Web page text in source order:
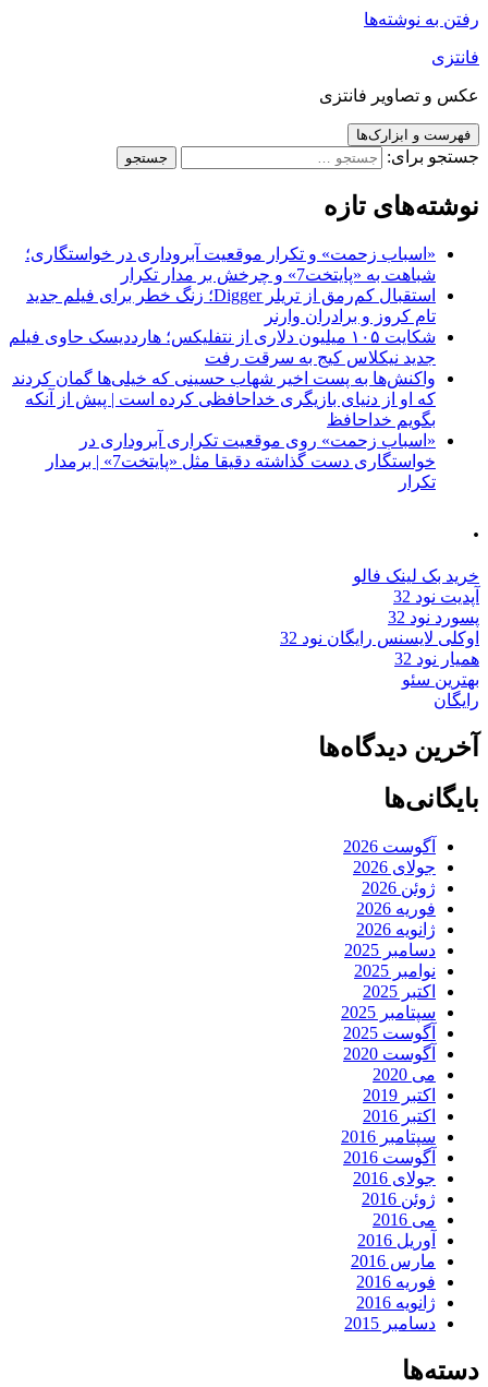
رفتن به نوشته‌ها
فانتزی
عکس و تصاویر فانتزی
فهرست و ابزارک‌ها
جستجو برای:
نوشته‌های تازه
«اسباب زحمت» و تکرار موقعیت آبروداری در خواستگاری؛
شباهت به «پایتخت7» و چرخش بر مدار تکرار
استقبال کم‌رمق از تریلر Digger؛ زنگ خطر برای فیلم جدید
تام کروز و برادران وارنر
شکایت ۱۰۵ میلیون دلاری از نتفلیکس؛ هارددیسک حاوی فیلم
جدید نیکلاس کیج به سرقت رفت
واکنش‌ها به پست اخیر شهاب حسینی که خیلی‌ها گمان کردند
که او از دنیای بازیگری خداحافظی کرده است | پیش از آنکه
بگویم خداحافظ
«اسباب زحمت» روی موقعیت تکراری آبروداری در
خواستگاری دست گذاشته دقیقا مثل «پایتخت7» | برمدار
تکرار
.
خرید بک لینک فالو
آپدیت نود 32
پسورد نود 32
اوکلی لایسنس رایگان نود 32
همیار نود 32
بهترین سئو
رایگان
آخرین دیدگاه‌ها
بایگانی‌ها
آگوست 2026
جولای 2026
ژوئن 2026
فوریه 2026
ژانویه 2026
دسامبر 2025
نوامبر 2025
اکتبر 2025
سپتامبر 2025
آگوست 2025
آگوست 2020
می 2020
اکتبر 2019
اکتبر 2016
سپتامبر 2016
آگوست 2016
جولای 2016
ژوئن 2016
می 2016
آوریل 2016
مارس 2016
فوریه 2016
ژانویه 2016
دسامبر 2015
دسته‌ها